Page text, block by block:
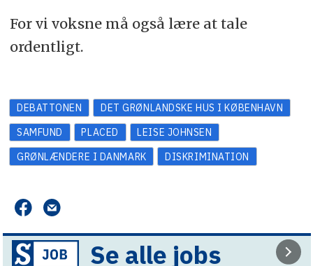
For vi voksne må også lære at tale
ordentligt.
DEBATTONEN
DET GRØNLANDSKE HUS I KØBENHAVN
SAMFUND
PLACED
LEISE JOHNSEN
GRØNLÆNDERE I DANMARK
DISKRIMINATION
Se alle jobs